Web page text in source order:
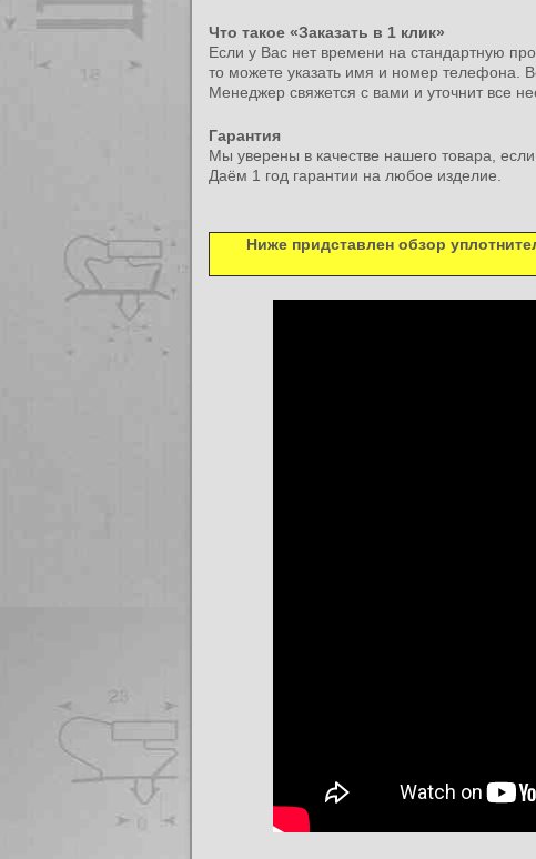
Что такое «Заказать в 1 клик»
Если у Вас нет времени на стандартную
то можете указать имя и номер телефона.
Менеджер свяжется с вами и уточнит все
Гарантия
Мы уверены в качестве нашего товара,
Даём 1 год гарантии на любое изделие.
Ниже придставлен обзор